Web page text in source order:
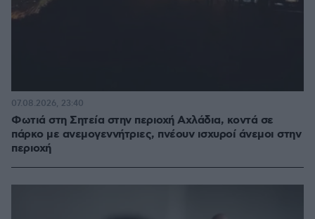
Φωτιά στη Σητεία στην περιοχή Αχλάδια, κοντά σε
πάρκο με ανεμογεννήτριες, πνέουν ισχυροί άνεμοι στην
περιοχή
07.08.2026, 23:40